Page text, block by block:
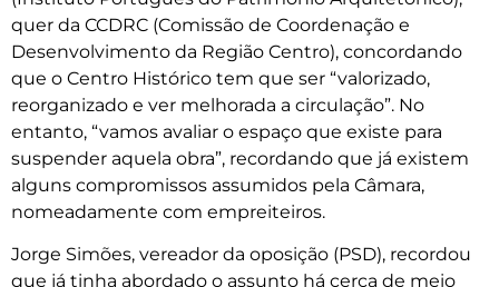
quer da CCDRC (Comissão de Coordenação e
Desenvolvimento da Região Centro), concordando
que o Centro Histórico tem que ser “valorizado,
reorganizado e ver melhorada a circulação”. No
entanto, “vamos avaliar o espaço que existe para
suspender aquela obra”, recordando que já existem
alguns compromissos assumidos pela Câmara,
nomeadamente com empreiteiros.
Jorge Simões, vereador da oposição (PSD), recordou
que já tinha abordado o assunto há cerca de meio